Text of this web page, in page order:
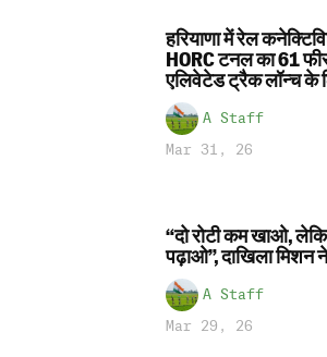
हरियाणा में रेल
HORC टनल का 61
एलिवेटेड ट्रैक लॉन्च के
A Staff
Mar 31, 26
“दो रोटी कम खाओ,
पढ़ाओ”, दाखिला मिशन
A Staff
Mar 29, 26